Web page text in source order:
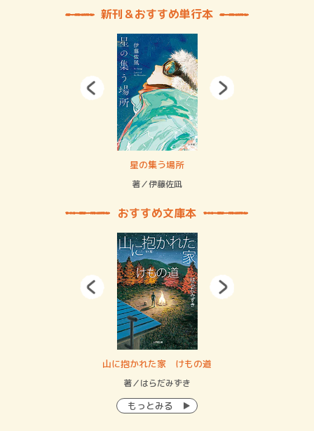
新刊＆おすすめ単行本
星の集う場所
著／伊藤佐凪
おすすめ文庫本
山に抱かれた家 けもの道
著／はらだみずき
もっとみる